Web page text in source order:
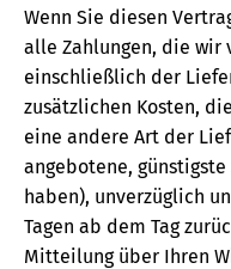
Wenn Sie diesen
alle Zahlungen, die wir
einschließlich der
zusätzlichen Kosten,
eine andere Art der
angebotene,
haben), unverzüglich
Tagen ab dem Tag
Mitteilung über Ihren